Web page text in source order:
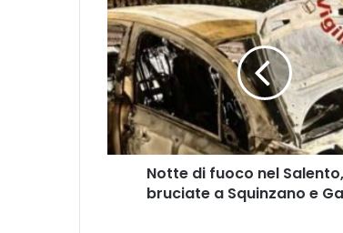
di
fuoco
nel
Salento,
auto
bruciate
a
Squinzano
Gallipoli
Notte di fuoco nel
bruciate a Squinzano e